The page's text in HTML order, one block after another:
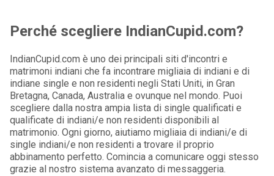
Perché scegliere IndianCupid.com?
IndianCupid.com è uno dei principali siti d'incontri e
matrimoni indiani che fa incontrare migliaia di indiani e di
indiane single e non residenti negli Stati Uniti, in Gran
Bretagna, Canada, Australia e ovunque nel mondo. Puoi
scegliere dalla nostra ampia lista di single qualificati e
qualificate di indiani/e non residenti disponibili al
matrimonio. Ogni giorno, aiutiamo migliaia di indiani/e di
single indiani/e non residenti a trovare il proprio
abbinamento perfetto. Comincia a comunicare oggi stesso
grazie al nostro sistema avanzato di messaggeria.